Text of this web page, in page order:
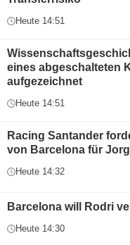
Heute 14:51
eines abgeschalteten
aufgezeichnet
Heute 14:51
Racing Santander
von Barcelona für
Heute 14:32
Barcelona will Rodri
Heute 14:30